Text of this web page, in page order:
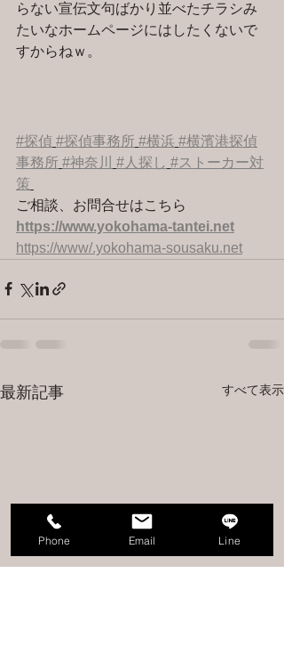
らない宣伝文句ばかり並べたチラシみ
たいなホームページにはしたくないで
すからねｗ。
#探偵 #探偵事務所 #横浜 #横濱港探偵
事務所 #神奈川 #人探し #ストーカー対
策
ご相談、お問合せはこちら
https://www.yokohama-tantei.net
https://www/.yokohama-sousaku.net
最新記事 すべて表示
Phone Email Line